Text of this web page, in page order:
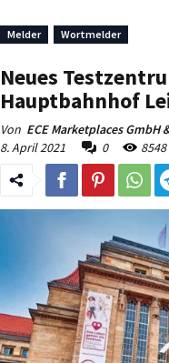
Melder Wortmelder
Neues
Hauptbahnhof
Von ECE Marketplaces GmbH
8. April 2021
0 8548